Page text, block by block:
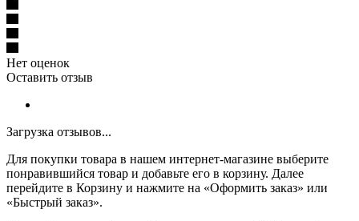
Нет оценок
Оставить отзыв
Загрузка отзывов...
Для покупки товара в нашем интернет-магазине выберите
понравившийся товар и добавьте его в корзину. Далее
перейдите в Корзину и нажмите на «Оформить заказ» или
«Быстрый заказ».